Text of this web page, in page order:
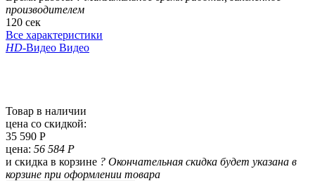
производителем
120 сек
Все характеристики
HD-Видео Видео
Товар в наличии
цена со скидкой:
35 590 Р
цена: 56 584 Р
и скидка в корзине ? Окончательная скидка будет указана в
корзине при оформлении товара